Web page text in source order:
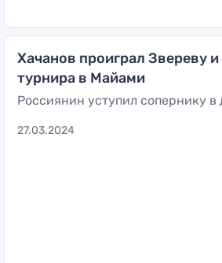
Хачанов проиграл Звереву
турнира в Майами
Россиянин уступил сопернику в
27.03.2024